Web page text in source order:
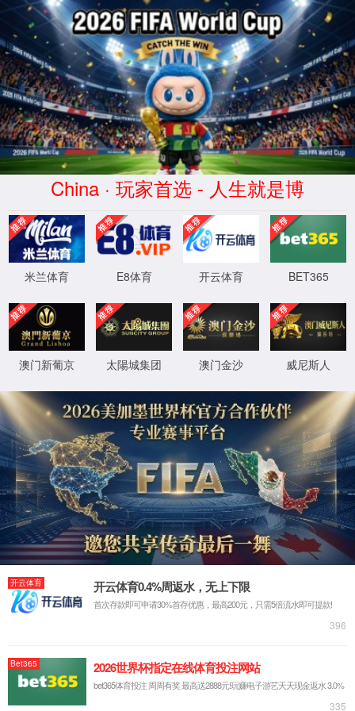
永利集团官网总站入口
首页 学院概况 最新永利集团官网总站 科学研究
诚聘英才
研究生教育
研究生课程介绍
研究生导师介绍
信息与通信工程-通信与信
息系统
信息与通信工程-信号与信
息处理
电路与系统
电磁场与微波技术
电子信息/电子与通信工程
研究生培养和学位
电子信息/电子与通信
请报考电子信息（专